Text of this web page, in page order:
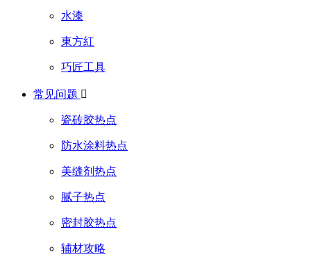
水漆
東方紅
巧匠工具
常见问题 
瓷砖胶热点
防水涂料热点
美缝剂热点
腻子热点
密封胶热点
辅材攻略